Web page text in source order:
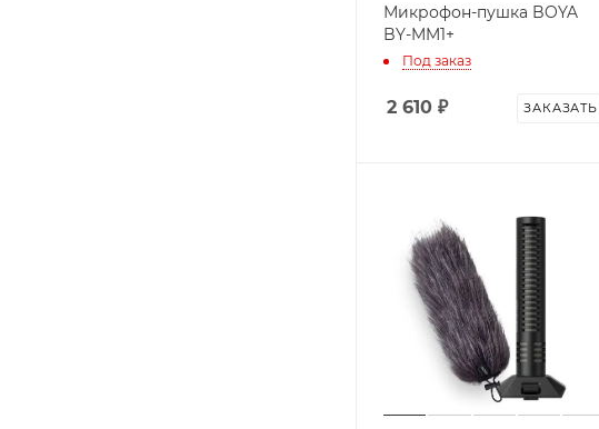
Микрофон-пушка BOYA
BY-MM1+
Под заказ
2 610 ₽ ЗАКАЗАТЬ